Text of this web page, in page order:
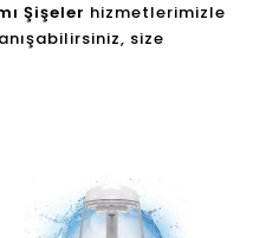
Şişeler hizmetlerimizle
size